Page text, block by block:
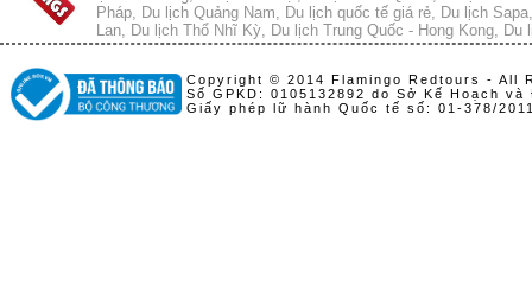
Pháp, Du lịch Quảng Nam, Du lịch quốc tế giá rẻ, Du lịch Sapa
Lan, Du lịch Thổ Nhĩ Kỳ, Du lịch Trung Quốc - Hong Kong, Du
Copyright © 2014 Flamingo Redtours - All
Số GPKD: 0105132892 do Sở Kế Hoạch
Giấy phép lữ hành Quốc tế số: 01-378/